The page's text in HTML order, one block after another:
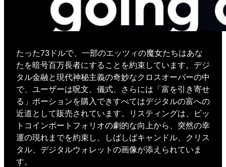
たった73ドルで、一部のエッツィの魔女たちはあな
たを暗号百万長者にすることを約束しています。デジ
タル金融と現代神秘主義の奇妙なクロスオーバーの中
で、ユーザーは呪文、儀式、さらには「富を引き寄せ
る」ポーションを購入できすべてはデジタルの富への
近道として販売されています。リスティングは、ビッ
トコインポートフォリオの劇的な向上から、突然の幸
運の現れまでを約束し、しばしばキャンドル、クリス
タル、デジタルウォレットの画像が添えられていま
す。